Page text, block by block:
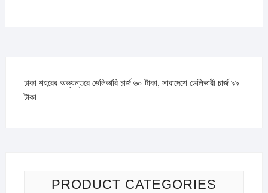
ঢাকা শহরের অভ্যন্তরে ডেলিভারি চার্জ ৬০ টাকা, সারাদেশে ডেলিভারী চার্জ ৯৯
টাকা
PRODUCT CATEGORIES